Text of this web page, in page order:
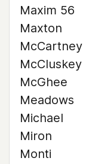
Maxim 56
Maxton
McCartney
McCluskey
McGhee
Meadows
Michael
Miron
Monti